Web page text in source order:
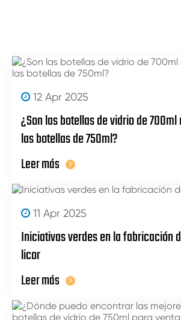
12 Apr 2025
¿Son las botellas de vidrio de
las botellas de 750ml?
Leer más
11 Apr 2025
Iniciativas verdes en la fabricación
licor
Leer más